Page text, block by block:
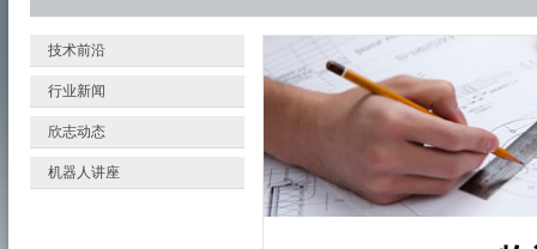
技术前沿
行业新闻
欣志动态
机器人讲座